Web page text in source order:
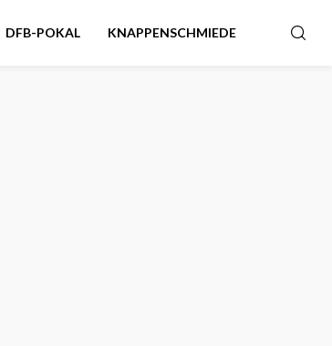
DFB-POKAL KNAPPENSCHMIEDE